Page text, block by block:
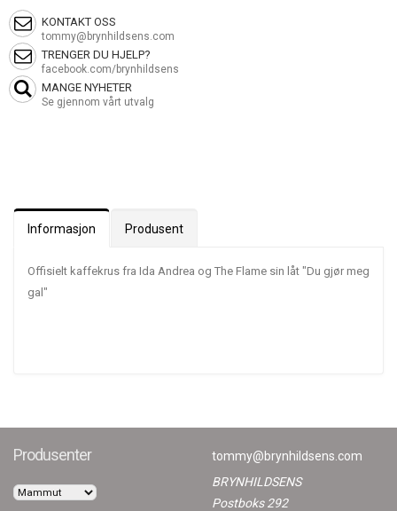
KONTAKT OSS
tommy@brynhildsens.com
TRENGER DU HJELP?
facebook.com/brynhildsens
MANGE NYHETER
Se gjennom vårt utvalg
Informasjon Produsent
Offisielt kaffekrus fra Ida Andrea og The Flame sin låt "Du gjør meg
gal"
Produsenter
tommy@brynhildsens.com
BRYNHILDSENS
Postboks 292